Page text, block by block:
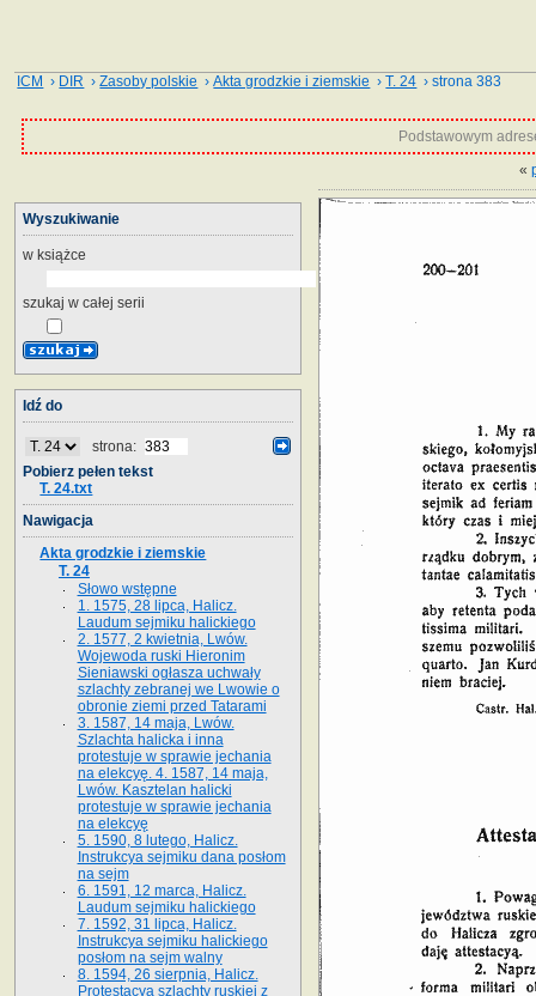
ICM › DIR ›Zasoby polskie ›Akta grodzkie i ziemskie ›T. 24 › strona 383
Podstawowym
«
Wyszukiwanie
w książce
szukaj w całej serii
Idź do
strona:
Pobierz pełen tekst
T. 24.txt
Nawigacja
Akta grodzkie i ziemskie
T. 24
Słowo wstępne
1. 1575, 28 lipca, Halicz.
Laudum sejmiku halickiego
2. 1577, 2 kwietnia, Lwów.
Wojewoda ruski Hieronim
Sieniawski ogłasza uchwały
szlachty zebranej we Lwowie o
obronie ziemi przed Tatarami
3. 1587, 14 maja, Lwów.
Szlachta halicka i inna
protestuje w sprawie jechania
na elekcyę. 4. 1587, 14 maja,
Lwów. Kasztelan halicki
protestuje w sprawie jechania
na elekcyę
5. 1590, 8 lutego, Halicz.
Instrukcya sejmiku dana posłom
na sejm
6. 1591, 12 marca, Halicz.
Laudum sejmiku halickiego
7. 1592, 31 lipca, Halicz.
Instrukcya sejmiku halickiego
posłom na sejm walny
8. 1594, 26 sierpnia, Halicz.
Protestacya szlachty ruskiej z